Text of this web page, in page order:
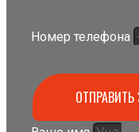
Номер телефона
ОТПРАВИТЬ